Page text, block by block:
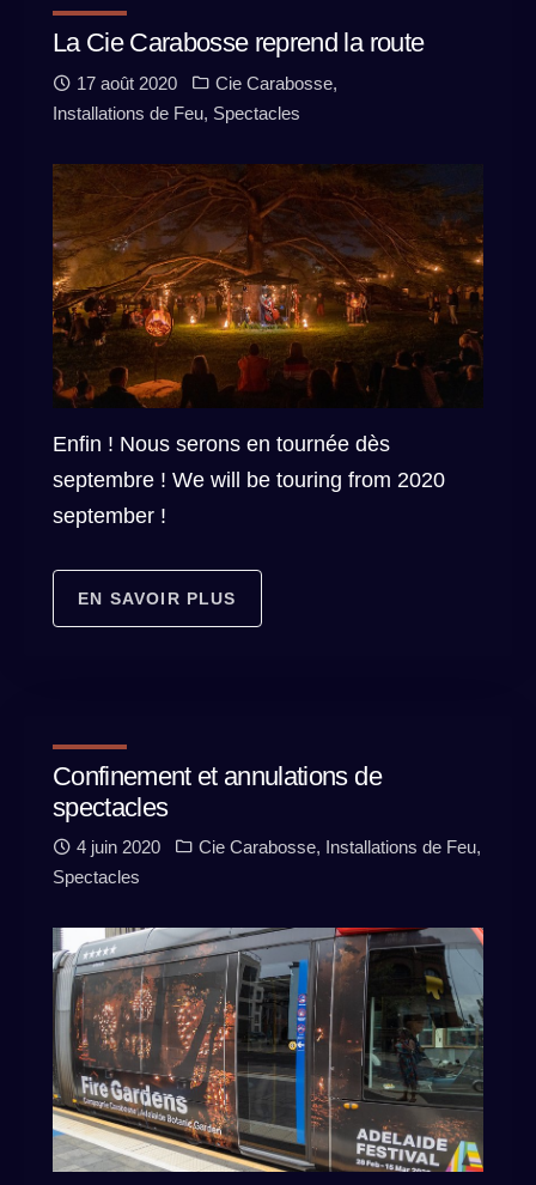
La Cie Carabosse reprend la route
17 août 2020 Cie Carabosse,
Installations de Feu, Spectacles
Enfin ! Nous serons en tournée dès
septembre ! We will be touring from 2020
september !
EN SAVOIR PLUS
Confinement et annulations de
spectacles
4 juin 2020 Cie Carabosse, Installations de Feu,
Spectacles